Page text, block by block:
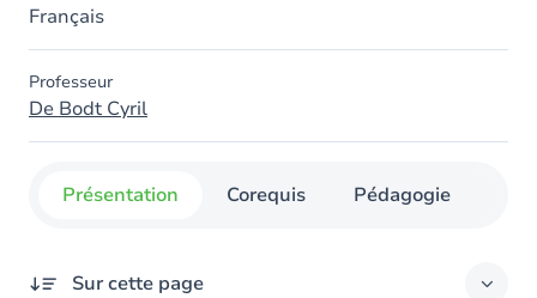
Français
Professeur
De Bodt Cyril
Présentation Corequis Pédagogie
Sur cette page